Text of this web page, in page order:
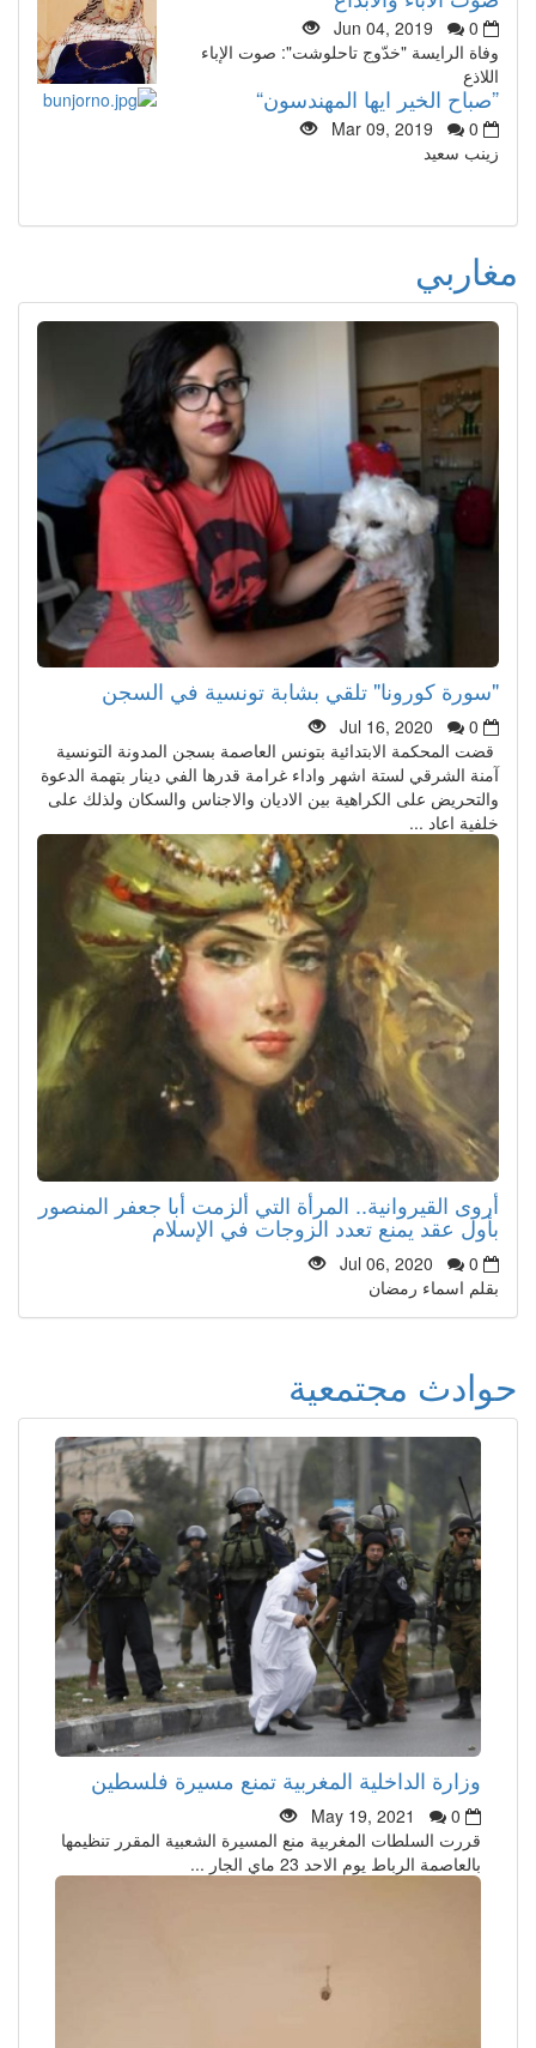
Jun 04, 2019
0
وفاة الرايسة "خدّوج تاحلوشت": صوت الإباء
اللاذع
”صباح الخير ايها المهندسون“
Mar 09, 2019
0
زينب سعيد
مغاربي
"سورة كورونا" تلقي بشابة تونسية في السجن
Jul 16, 2020
0
قضت المحكمة الابتدائية بتونس العاصمة بسجن المدونة التونسية
آمنة الشرقي لستة اشهر واداء غرامة قدرها الفي دينار بتهمة الدعوة
والتحريض على الكراهية بين الاديان والاجناس والسكان ولذلك على
خلفية اعاد ...
أروى القيروانية.. المرأة التي ألزمت أبا جعفر المنصور
بأول عقد يمنع تعدد الزوجات في الإسلام
Jul 06, 2020
0
بقلم اسماء رمضان
حوادث مجتمعية
وزارة الداخلية المغربية تمنع مسيرة فلسطين
May 19, 2021
0
قررت السلطات المغربية منع المسيرة الشعبية المقرر تنظيمها
بالعاصمة الرباط يوم الاحد 23 ماي الجار ...